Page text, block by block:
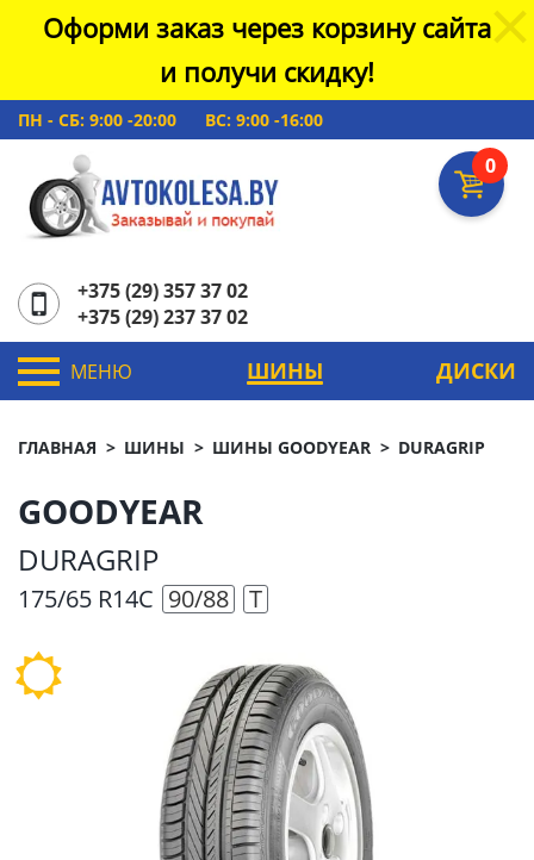
Оформи заказ через корзину сайта
и получи скидку!
ПН - СБ: 9:00 -20:00 ВС: 9:00 -16:00
0
+375 (29) 357 37 02
+375 (29) 237 37 02
МЕНЮ ШИНЫ ДИСКИ
ГЛАВНАЯ ШИНЫ ШИНЫ GOODYEAR DURAGRIP
GOODYEAR
DURAGRIP
175/65 R14C 90/88 T